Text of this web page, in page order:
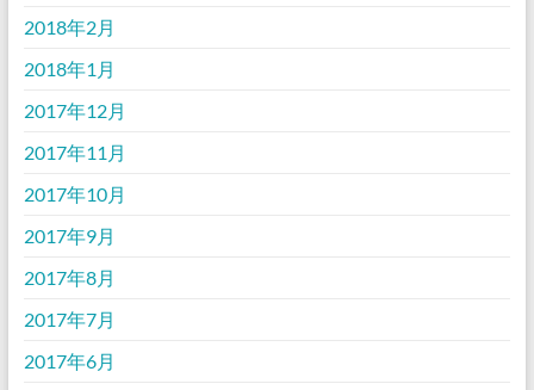
2018年2月
2018年1月
2017年12月
2017年11月
2017年10月
2017年9月
2017年8月
2017年7月
2017年6月